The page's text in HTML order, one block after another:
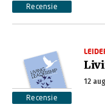
Recensie
Recensie
12